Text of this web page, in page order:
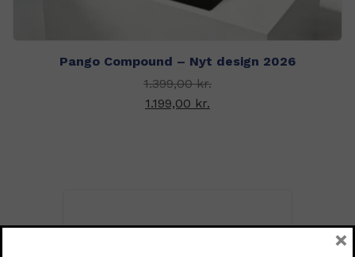
Pango Compound – Nyt design 2026
1.399,00kr.
1.199,00 kr.
×